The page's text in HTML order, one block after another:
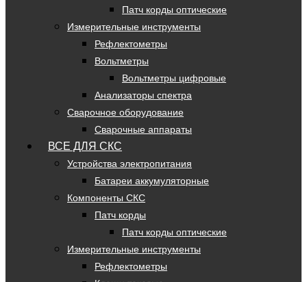
Патч корды оптические
Измерительные инструменты
Рефлектометры
Вольтметры
Вольтметры цифровые
Анализаторы спектра
Сварочное оборудование
Сварочные аппараты
ВСЕ ДЛЯ СКС
Устройства электропитания
Батареи аккумуляторные
Компоненты СКС
Патч корды
Патч корды оптические
Измерительные инструменты
Рефлектометры